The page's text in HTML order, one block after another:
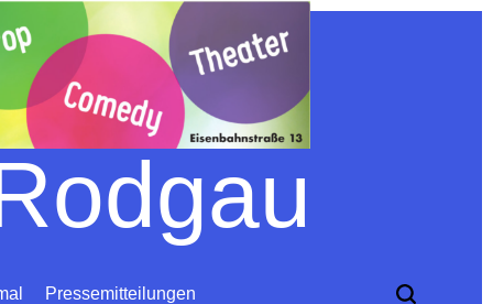
Pressemitteilungen